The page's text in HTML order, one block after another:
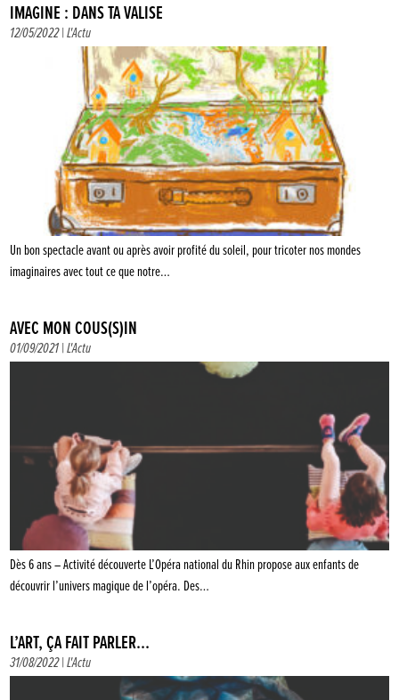
IMAGINE : DANS TA VALISE
12/05/2022 |L'Actu
Un bon spectacle avant ou après avoir profité du soleil, pour tricoter nos mondes
imaginaires avec tout ce que notre…
AVEC MON COUS(S)IN
01/09/2021 |L'Actu
Dès 6 ans – Activité découverte L’Opéra national du Rhin propose aux enfants de
découvrir l’univers magique de l’opéra. Des…
L’ART, ÇA FAIT PARLER…
31/08/2022 |L'Actu